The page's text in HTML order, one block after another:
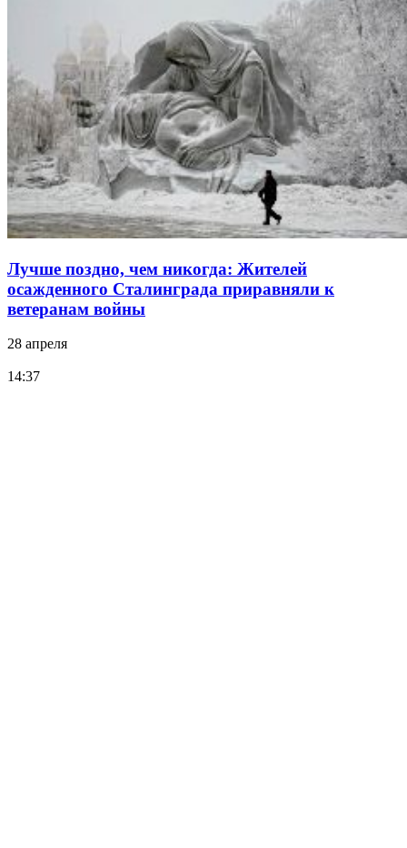
Лучше поздно, чем никогда: Жителей
осажденного Сталинграда приравняли к
ветеранам войны
28 апреля
14:37